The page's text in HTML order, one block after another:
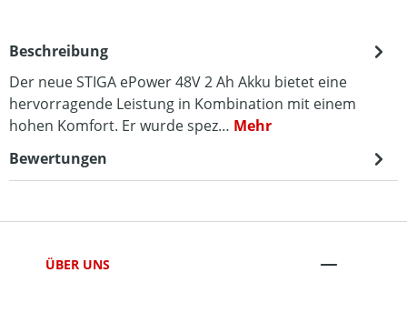
Beschreibung
Der neue STIGA ePower 48V 2 Ah Akku bietet eine
hervorragende Leistung in Kombination mit einem
hohen Komfort. Er wurde spez… Mehr
Bewertungen
ÜBER UNS